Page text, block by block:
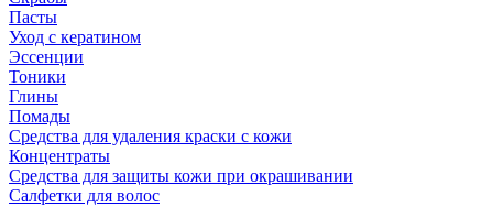
Пасты
Уход с кератином
Эссенции
Тоники
Глины
Помады
Средства для удаления краски с кожи
Концентраты
Средства для защиты кожи при окрашивании
Салфетки для волос